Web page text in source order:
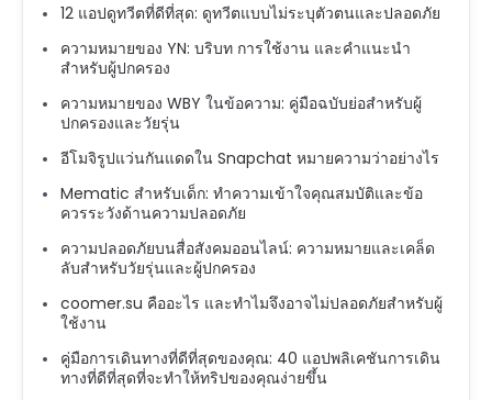
12 แอปดูทวีตที่ดีที่สุด: ดูทวีตแบบไม่ระบุตัวตนและปลอดภัย
ความหมายของ YN: บริบท การใช้งาน และคำแนะนำ
สำหรับผู้ปกครอง
ความหมายของ WBY ในข้อความ: คู่มือฉบับย่อสำหรับผู้
ปกครองและวัยรุ่น
อีโมจิรูปแว่นกันแดดใน Snapchat หมายความว่าอย่างไร
Mematic สำหรับเด็ก: ทำความเข้าใจคุณสมบัติและข้อ
ควรระวังด้านความปลอดภัย
ความปลอดภัยบนสื่อสังคมออนไลน์: ความหมายและเคล็ด
ลับสำหรับวัยรุ่นและผู้ปกครอง
coomer.su คืออะไร และทำไมจึงอาจไม่ปลอดภัยสำหรับผู้
ใช้งาน
คู่มือการเดินทางที่ดีที่สุดของคุณ: 40 แอปพลิเคชันการเดิน
ทางที่ดีที่สุดที่จะทำให้ทริปของคุณง่ายขึ้น